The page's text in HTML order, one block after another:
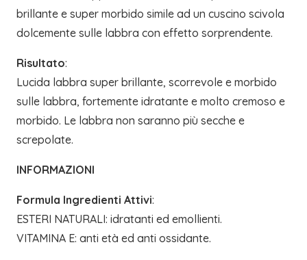
brillante e super morbido simile ad un cuscino scivola
dolcemente sulle labbra con effetto sorprendente.
Risultato:
Lucida labbra super brillante, scorrevole e morbido
sulle labbra, fortemente idratante e molto cremoso e
morbido. Le labbra non saranno più secche e
screpolate.
INFORMAZIONI
Formula Ingredienti Attivi:
ESTERI NATURALI: idratanti ed emollienti.
VITAMINA E: anti età ed anti ossidante.